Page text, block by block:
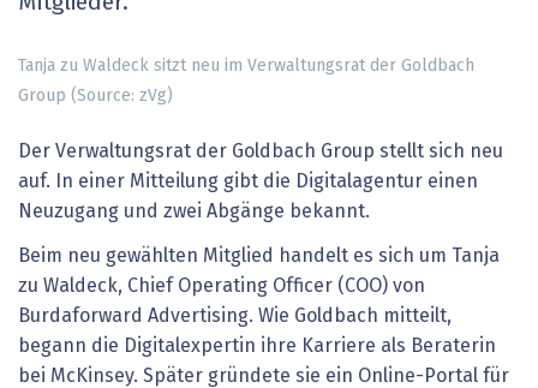
Tanja zu Waldeck sitzt neu im Verwaltungsrat der Goldbach
Group (Source: zVg)
Der Verwaltungsrat der Goldbach Group stellt sich neu
auf. In einer Mitteilung gibt die Digitalagentur einen
Neuzugang und zwei Abgänge bekannt.
Beim neu gewählten Mitglied handelt es sich um Tanja
zu Waldeck, Chief Operating Officer (COO) von
Burdaforward Advertising. Wie Goldbach mitteilt,
begann die Digitalexpertin ihre Karriere als Beraterin
bei McKinsey. Später gründete sie ein Online-Portal für